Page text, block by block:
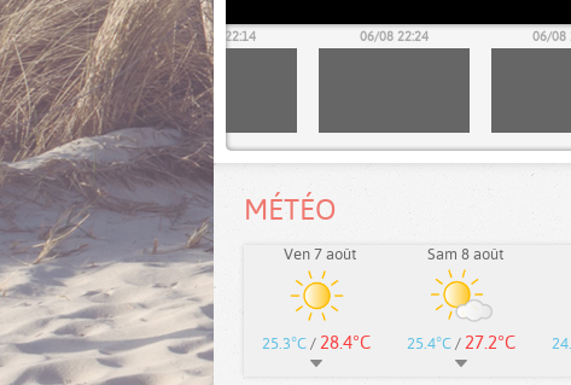
06/08 22:04 06/08 22:14 06/08 22:24 06/08
MÉTÉO
Ven 7 août
25.3°C / 28.4°C
Sam 8 août
25.4°C / 27.2°C